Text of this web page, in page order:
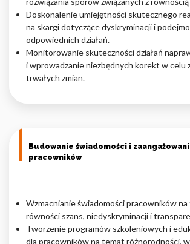
Doskonalenie umiejętności skutecznego
na skargi dotyczące dyskryminacji i
odpowiednich działań.
Monitorowanie skuteczności działań
i wprowadzanie niezbędnych korekt w celu
trwałych zmian.
Budowanie świadomości i
pracowników
Wzmacnianie świadomości pracowników
równości szans, niedyskryminacji i
Tworzenie programów szkoleniowych i
dla pracowników na temat różnorodności,